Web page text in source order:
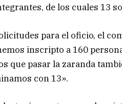
de los cuales 13
para el oficio, el
inscripto a 160
que pasar la zaranda
con 13».